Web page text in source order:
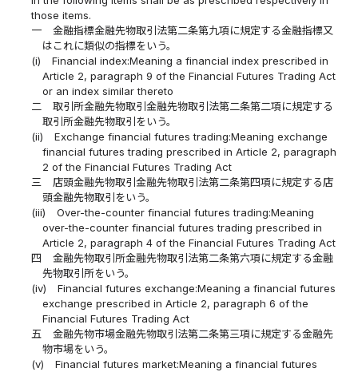
those items.
一
金融指標金融先物取引法第二条第九項に規定する金融指標又
はこれに類似の指標をいう。
(i)
Financial index:Meaning a financial index prescribed in
Article 2, paragraph 9 of the Financial Futures Trading Act
or an index similar thereto
二
取引所金融先物取引金融先物取引法第二条第二項に規定する
取引所金融先物取引をいう。
(ii)
Exchange financial futures trading:Meaning exchange
financial futures trading prescribed in Article 2, paragraph
2 of the Financial Futures Trading Act
三
店頭金融先物取引金融先物取引法第二条第四項に規定する店
頭金融先物取引をいう。
(iii)
Over-the-counter financial futures trading:Meaning
over-the-counter financial futures trading prescribed in
Article 2, paragraph 4 of the Financial Futures Trading Act
四
金融先物取引所金融先物取引法第二条第六項に規定する金融
先物取引所をいう。
(iv)
Financial futures exchange:Meaning a financial futures
exchange prescribed in Article 2, paragraph 6 of the
Financial Futures Trading Act
五
金融先物市場金融先物取引法第二条第三項に規定する金融先
物市場をいう。
(v)
Financial futures market:Meaning a financial futures